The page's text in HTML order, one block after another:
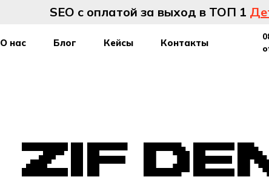
SEO с оплатой за выход в ТОП 1
О нас Блог Кейсы Контакты
ZIF